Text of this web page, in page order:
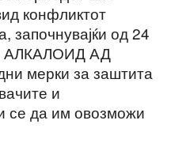
конфликтот
започнувајќи од 24
АЛКАЛОИД АД
мерки за заштита
и
се да им овозможи